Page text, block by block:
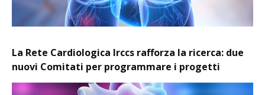
La Rete Cardiologica Irccs rafforza la ricerca: due
nuovi Comitati per programmare i progetti